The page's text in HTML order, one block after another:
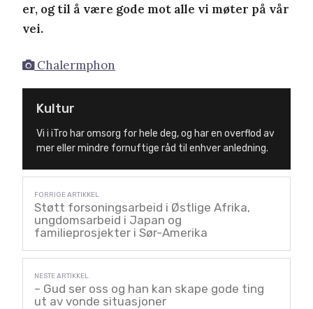
er, og til å være gode mot alle vi møter på vår
vei.
Chalermphon
Kultur
Vi i iTro har omsorg for hele deg, og har en overflod av
mer eller mindre fornuftige råd til enhver anledning.
Støtt forsoningsarbeid i Østlige Afrika,
ungdomsarbeid i Japan og
familieprosjekter i Sør-Amerika
– Gud ser oss og han kan skape gode ting
ut av vonde situasjoner